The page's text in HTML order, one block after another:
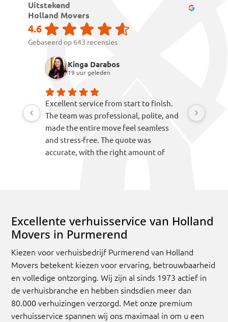
Uitstekend
Holland Movers
4.6
Gebaseerd op 643 recensies
Kinga Darabos
19 uur geleden
Excellent service from start to finish.
The team was professional, polite, and
made the entire move feel seamless
and stress-free. The quote was
accurate, with the right amount of
looking for a reliable and efficient
moving company.
Excellente verhuisservice van Holland
Movers in Purmerend
Kiezen voor verhuisbedrijf Purmerend van Holland
Movers betekent kiezen voor ervaring, betrouwbaarheid
en volledige ontzorging. Wij zijn al sinds 1973 actief in
de verhuisbranche en hebben sindsdien meer dan
80.000 verhuizingen verzorgd. Met onze premium
verhuisservice spannen wij ons maximaal in om u een